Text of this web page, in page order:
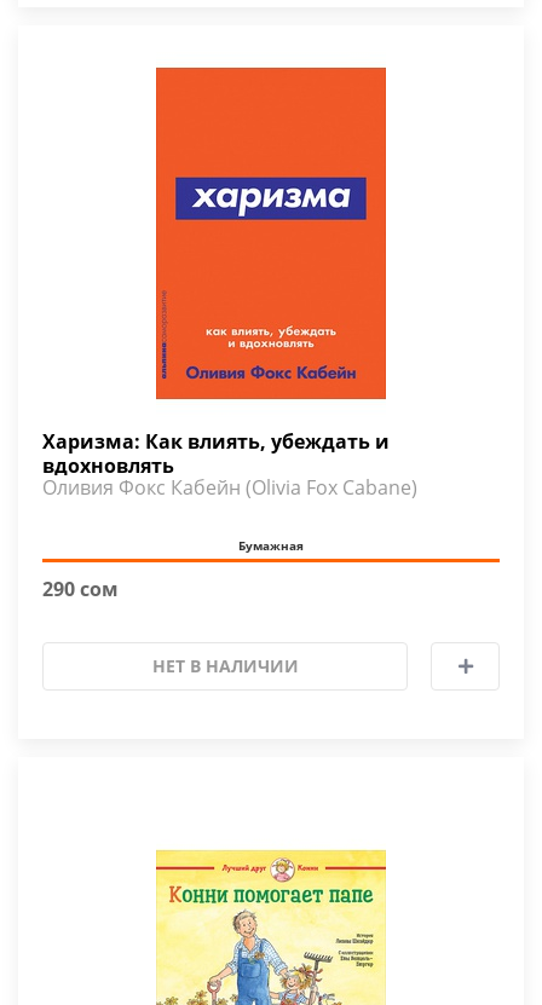
Харизма: Как влиять, убеждать и
вдохновлять
Оливия Фокс Кабейн (Olivia Fox Cabane)
Бумажная
290 сом
НЕТ В НАЛИЧИИ